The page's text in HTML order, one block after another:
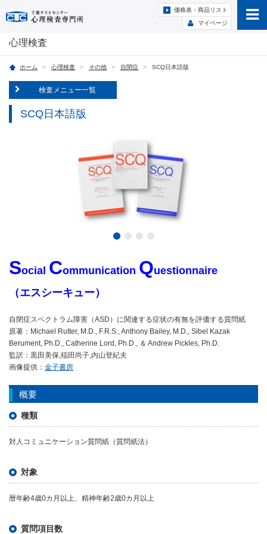
価格表・商品リスト
マイページ
心理検査
ホーム 心理検査 その他 自閉症 SCQ日本語版
検査メニュー一覧
SCQ日本語版
Social Communication Questionnaire
（エスシーキュー）
自閉症スペクトラム障害（ASD）に関連する症状の有無を評価する質問紙
原著：Michael Rutter, M.D., F.R.S., Anthony Bailey, M.D., Sibel Kazak
Berument, Ph.D., Catherine Lord, Ph.D., ＆ Andrew Pickles, Ph.D.
監訳：黒田美保,稲田尚子,内山登紀夫
画像提供： 金子書房
概要
種類
対人コミュニケーション質問紙（質問紙法）
対象
暦年齢4歳0カ月以上、精神年齢2歳0カ月以上
質問項目数